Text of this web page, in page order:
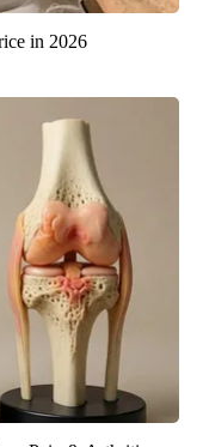
in 2026